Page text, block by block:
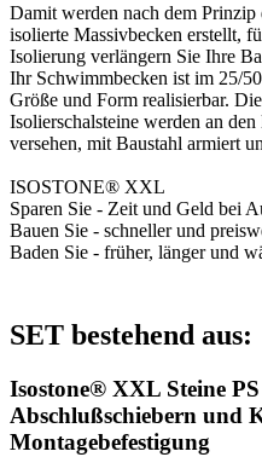
Damit werden nach dem
isolierte Massivbecken erstellt,
Isolierung verlängern Sie Ihre
Ihr Schwimmbecken ist im 25/
Größe und Form realisierbar.
Isolierschalsteine werden an
versehen, mit Baustahl armiert
ISOSTONE® XXL
Sparen Sie - Zeit und Geld bei
Bauen Sie - schneller und
Baden Sie - früher, länger und
SET bestehend aus:
Isostone® XXL Steine
Abschlußschiebern und
Montagebefestigung